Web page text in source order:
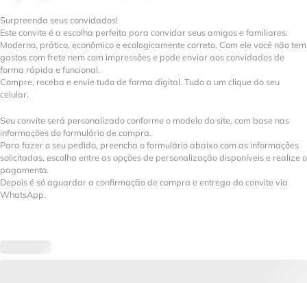
Surpreenda seus convidados!
Este convite é a escolha perfeita para convidar seus amigos e familiares.
Moderno, prático, econômico e ecologicamente correto. Com ele você não tem
gastos com frete nem com impressões e pode enviar aos convidados de
forma rápida e funcional.
Compre, receba e envie tudo de forma digital. Tudo a um clique do seu
celular.
Seu convite será personalizado conforme o modelo do site, com base nas
informações do formulário de compra.
Para fazer o seu pedido, preencha o formulário abaixo com as informações
solicitadas, escolha entre as opções de personalização disponíveis e realize o
pagamento.
Depois é só aguardar a confirmação de compra e entrega do convite via
WhatsApp.